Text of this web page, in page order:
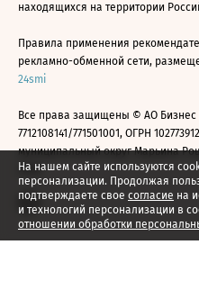
На нашем сайте используются
персонализации. Продолжая
подтверждаете свое согласие на
и технологий персонализации в
отношении обработки
находящихся на территории
Правила применения
рекламно-обменной сети,
24smi
Все права защищены © АО
7712108141/771501001, ОГРН
муниципальный округ Марьина
2026